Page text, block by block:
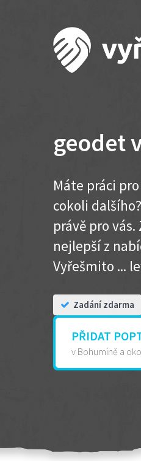
geodet
Máte práci
cokoli
právě pro
nejlepší z
Vyřešmito ...
Zadání zdarma
PŘIDAT
v Bohumíně a